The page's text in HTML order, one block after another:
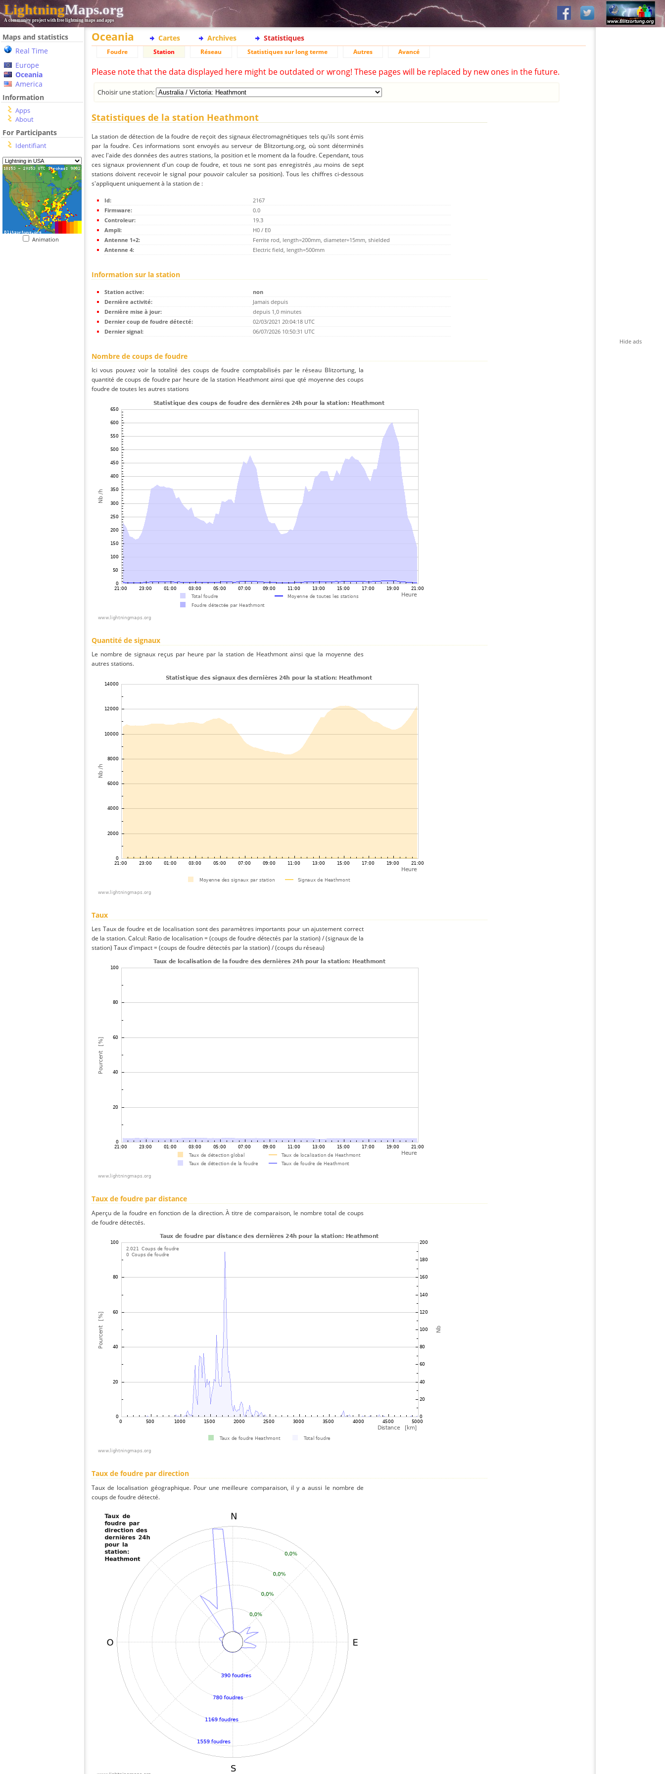
LightningMaps.org
A community project with free lightning maps and apps
Maps and statistics
Real Time
Europe
Oceania
America
Information
Apps
About
For Participants
Identifiant
Animation
Oceania Cartes Archives Statistiques
Foudre Station Réseau Statistiques sur long terme Autres Avancé
Please note that the data displayed here might be outdated or wrong! These pages will be replaced by new ones in the future.
Choisir une station:
Statistiques de la station Heathmont
La station de détection de la foudre de reçoit des signaux électromagnétiques tels qu'ils sont émis
par la foudre. Ces informations sont envoyés au serveur de Blitzortung.org, où sont déterminés
avec l'aide des données des autres stations, la position et le moment da la foudre. Cependant, tous
ces signaux proviennent d'un coup de foudre, et tous ne sont pas enregistrés ,au moins de sept
stations doivent recevoir le signal pour pouvoir calculer sa position). Tous les chiffres ci-dessous
s'appliquent uniquement à la station de :
Id:
2167
Firmware:
0.0
Controleur:
19.3
Ampli:
H0 / E0
Antenne 1+2:
Ferrite rod, length=200mm, diameter=15mm, shielded
Antenne 4:
Electric field, length=500mm
Information sur la station
Station active:
non
Dernière activité:
Jamais depuis
Dernière mise à jour:
depuis 1,0 minutes
Dernier coup de foudre détecté:
02/03/2021 20:04:18 UTC
Dernier signal:
06/07/2026 10:50:31 UTC
Nombre de coups de foudre
Ici vous pouvez voir la totalité des coups de foudre comptabilisés par le réseau Blitzortung, la
quantité de coups de foudre par heure de la station Heathmont ainsi que qté moyenne des coups
foudre de toutes les autres stations
Quantité de signaux
Le nombre de signaux reçus par heure par la station de Heathmont ainsi que la moyenne des
autres stations.
Taux
Les Taux de foudre et de localisation sont des paramètres importants pour un ajustement correct
de la station. Calcul: Ratio de localisation = (coups de foudre détectés par la station) / (signaux de la
station) Taux d'impact = (coups de foudre détectés par la station) / (coups du réseau)
Taux de foudre par distance
Aperçu de la foudre en fonction de la direction. À titre de comparaison, le nombre total de coups
de foudre détectés.
Taux de foudre par direction
Taux de localisation géographique. Pour une meilleure comparaison, il y a aussi le nombre de
coups de foudre détecté.
Hide ads